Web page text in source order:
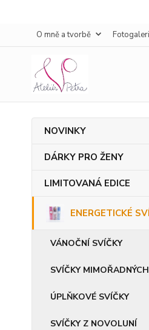
O mně a tvorbě
NOVINKY
DÁRKY PRO ŽENY
LIMITOVANÁ EDICE
ENERGETICKÉ
VÁNOČNÍ SVÍČKY
SVÍČKY
ÚPLŇKOVÉ SVÍČKY
SVÍČKY Z NOVOLUNÍ